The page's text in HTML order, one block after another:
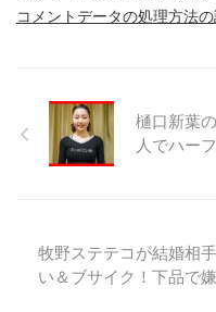
コメントデータの処理方法
樋口新葉
人でハー
牧野ステテコが結婚相
い＆ブサイク！下品で